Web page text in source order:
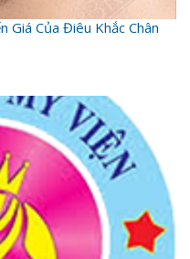
Giá Của Điêu Khắc Chân